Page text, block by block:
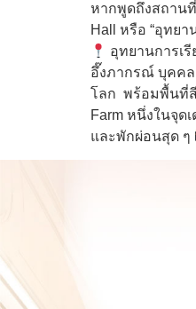
หากพูดถึงสถาน
Hall หรือ “อุทย
อุทยานการเ
อึ๊งภากรณ์ บุคคล
โลก พร้อมพื้นที่สี
Farm หนึ่งในจุด
และพักผ่อนสุด ๆ